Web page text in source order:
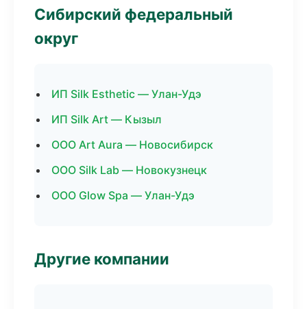
Сибирский федеральный
округ
ИП Silk Esthetic — Улан-Удэ
ИП Silk Art — Кызыл
ООО Art Aura — Новосибирск
ООО Silk Lab — Новокузнецк
ООО Glow Spa — Улан-Удэ
Другие компании